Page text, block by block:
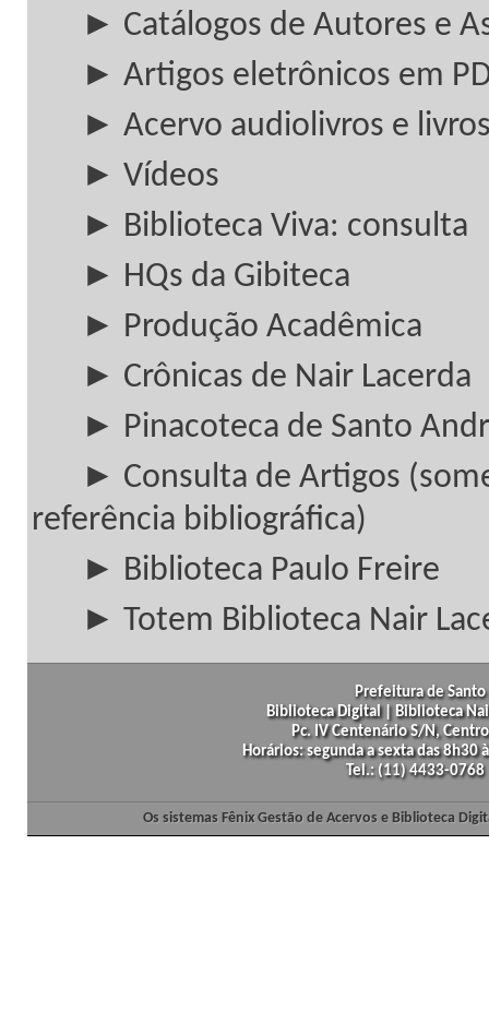
► Catálogos de Autores e
► Artigos eletrônicos em
► Acervo audiolivros e
► Vídeos
► Biblioteca Viva: consulta
► HQs da Gibiteca
► Produção Acadêmica
► Crônicas de Nair Lacerda
► Pinacoteca de Santo
► Consulta de Artigos
referência bibliográfica)
► Biblioteca Paulo Freire
► Totem Biblioteca Nair
Prefeitura de
Biblioteca Digital | Biblioteca
Pc. IV Centenário S/N,
Horários: segunda a sexta das
Tel.: (11) 4433-
Os sistemas Fênix Gestão de Acervos e Biblioteca